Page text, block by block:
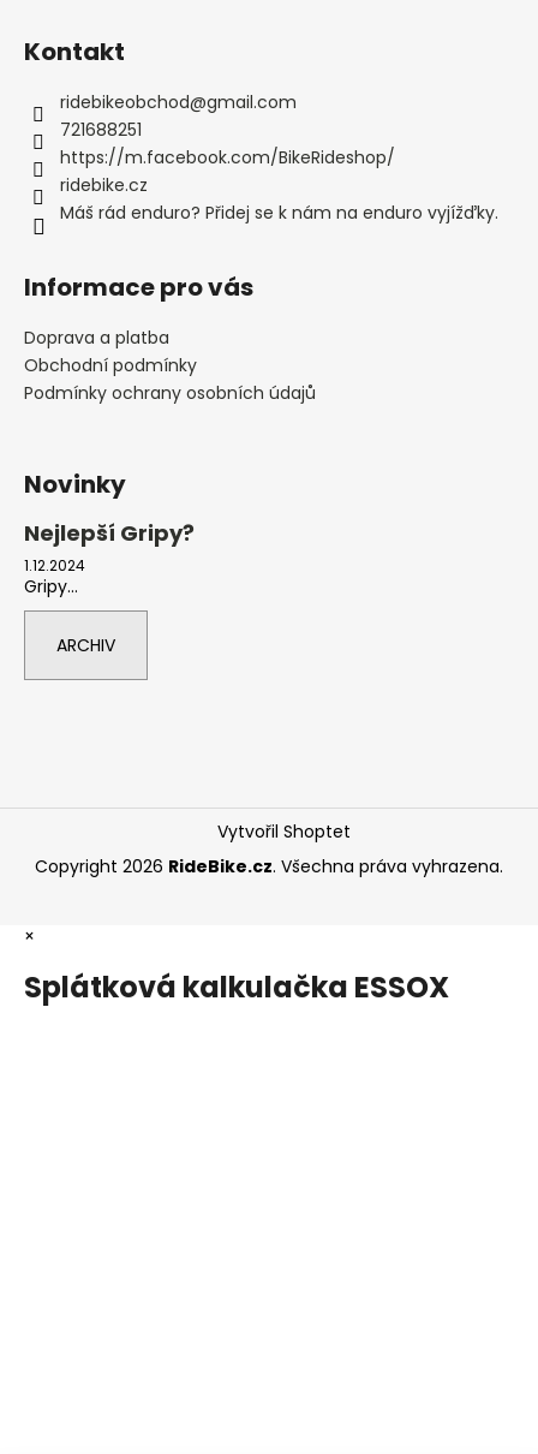
Kontakt
ridebikeobchod@gmail.com
721688251
https://m.facebook.com/BikeRideshop/
ridebike.cz
Máš rád enduro? Přidej se k nám na enduro vyjížďky.
Informace pro vás
Doprava a platba
Obchodní podmínky
Podmínky ochrany osobních údajů
Novinky
Nejlepší Gripy?
1.12.2024
Gripy...
ARCHIV
Vytvořil Shoptet
Copyright 2026 RideBike.cz. Všechna práva vyhrazena.
×
Splátková kalkulačka ESSOX